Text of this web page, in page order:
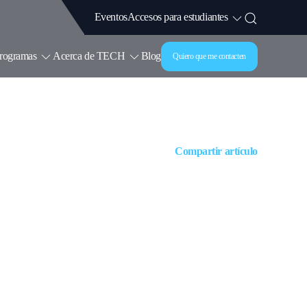
EventosAccesos para estudiantes
Acerca de TECH Blog Quiero que me contacten
Compartir artículo